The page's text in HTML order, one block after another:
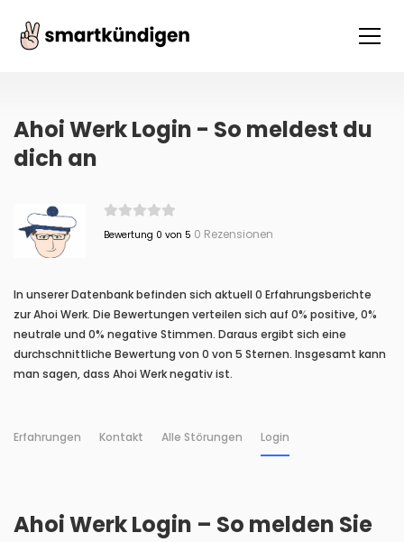
Ahoi Werk Login - So meldest du
dich an
Bewertung 0 von 5 0 Rezensionen
In unserer Datenbank befinden sich aktuell 0 Erfahrungsberichte
zur Ahoi Werk. Die Bewertungen verteilen sich auf 0% positive, 0%
neutrale und 0% negative Stimmen. Daraus ergibt sich eine
durchschnittliche Bewertung von 0 von 5 Sternen. Insgesamt kann
man sagen, dass Ahoi Werk negativ ist.
Erfahrungen Kontakt Alle Störungen Login
Ahoi Werk Login – So melden Sie